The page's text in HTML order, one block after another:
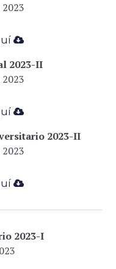
í
2023-II
í
2023-II
í
2023-I